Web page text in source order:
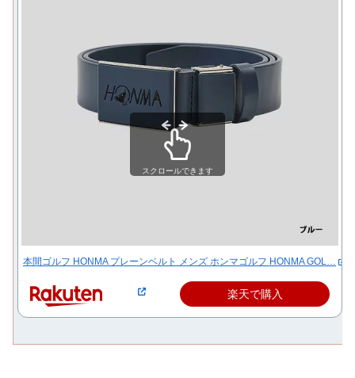
本間ゴルフ HONMA プレーンベルト メンズ ホンマゴルフ HONMA GOL…
楽天で購入
スクロールできます